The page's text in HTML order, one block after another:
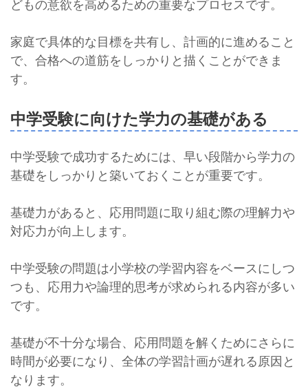
どもの意欲を高めるための重要なプロセスです。
家庭で具体的な目標を共有し、計画的に進めること
で、合格への道筋をしっかりと描くことができま
す。
中学受験に向けた学力の基礎がある
中学受験で成功するためには、早い段階から学力の
基礎をしっかりと築いておくことが重要です。
基礎力があると、応用問題に取り組む際の理解力や
対応力が向上します。
中学受験の問題は小学校の学習内容をベースにしつ
つも、応用力や論理的思考が求められる内容が多い
です。
基礎が不十分な場合、応用問題を解くためにさらに
時間が必要になり、全体の学習計画が遅れる原因と
なります。